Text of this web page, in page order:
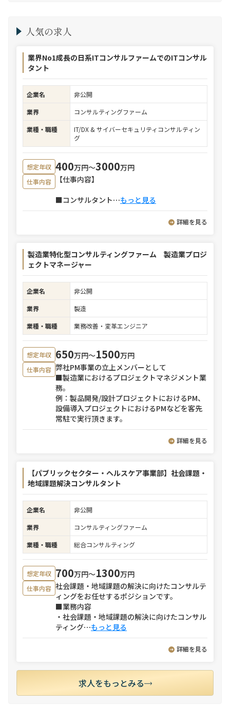
人気の求人
業界No1成長の日系ITコンサルファームでのITコンサル
タント
企業名
非公開
業界
コンサルティングファーム
業種・職種
IT/DX & サイバーセキュリティコンサルティン
グ
想定年収 400万円〜3000万円
仕事内容
【仕事内容】
■コンサルタント⋯もっと見る
詳細を見る
製造業特化型コンサルティングファーム 製造業プロジ
ェクトマネージャー
企業名
非公開
業界
製造
業種・職種
業務改善・変革エンジニア
想定年収 650万円〜1500万円
仕事内容 弊社PM事業の立上メンバーとして
■製造業におけるプロジェクトマネジメント業
務。
例：製品開発/設計プロジェクトにおけるPM、
設備導入プロジェクトにおけるPMなどを客先
常駐で実行頂きます。
詳細を見る
【パブリックセクター・ヘルスケア事業部】社会課題・
地域課題解決コンサルタント
企業名
非公開
業界
コンサルティングファーム
業種・職種
総合コンサルティング
想定年収 700万円〜1300万円
仕事内容 社会課題・地域課題の解決に向けたコンサルテ
ィングをお任せするポジションです。
■業務内容
・社会課題・地域課題の解決に向けたコンサル
ティング⋯もっと見る
詳細を見る
求人をもっとみる